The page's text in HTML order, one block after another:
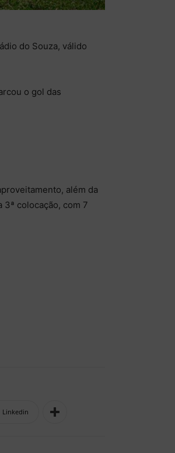
do Souza, válido
o gol das
além da
3ª colocação, com 7
Linkedin